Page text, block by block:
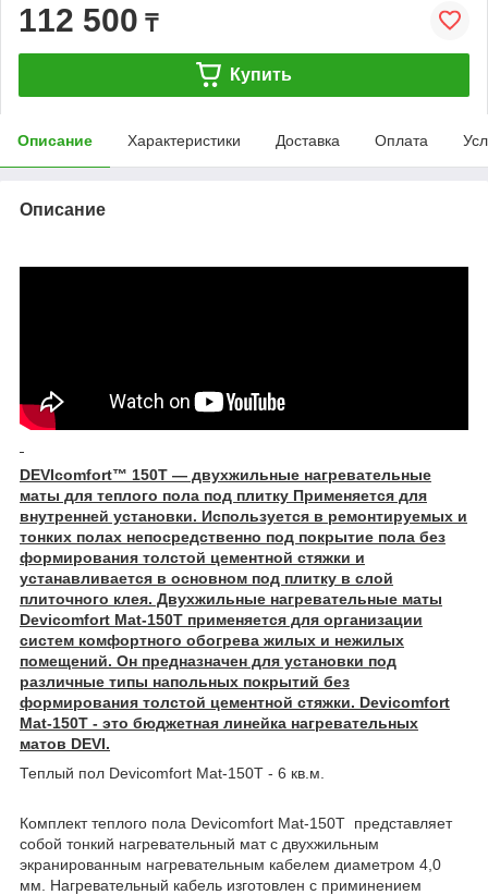
112 500 ₸
Купить
Описание Характеристики Доставка Оплата
Описание
DEVIcomfort™ 150T — двухжильные нагревательные
маты для теплого пола под плитку Применяется для
внутренней установки. Используется в ремонтируемых и
тонких полах непосредственно под покрытие пола без
формирования толстой цементной стяжки и
устанавливается в основном под плитку в слой
плиточного клея. Двухжильные нагревательные маты
Devicomfort Mat-150T применяется для организации
систем комфортного обогрева жилых и нежилых
помещений. Он предназначен для установки под
различные типы напольных покрытий без
формирования толстой цементной стяжки. Devicomfort
Mat-150T - это бюджетная линейка нагревательных
матов DEVI.
Теплый пол Devicomfort Mat-150T - 6 кв.м.
Комплект теплого пола Devicomfort Mat-150T представляет
собой тонкий нагревательный мат с двухжильным
экранированным нагревательным кабелем диаметром 4,0
мм. Нагревательный кабель изготовлен с приминением